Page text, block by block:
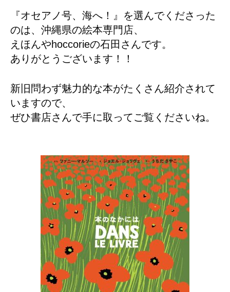
『オセアノ号、海へ！』を選んでくださった
のは、沖縄県の絵本専門店、
えほんやhoccorieの石田さんです。
ありがとうございます！！
新旧問わず魅力的な本がたくさん紹介されて
いますので、
ぜひ書店さんで手に取ってご覧くださいね。